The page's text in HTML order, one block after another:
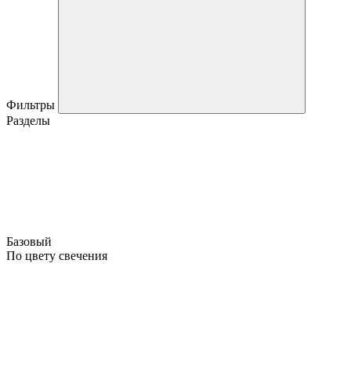
Фильтры
Разделы
Базовый
По цвету свечения